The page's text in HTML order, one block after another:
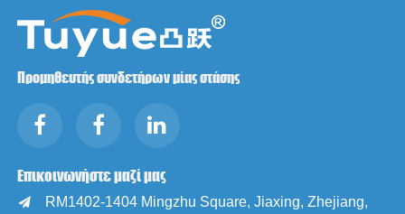
Προμηθευτής συνδετήρων μίας στάσης
Επικοινωνήστε μαζί μας

RM1402-1404 Mingzhu Square, Jiaxing, Zhejiang,